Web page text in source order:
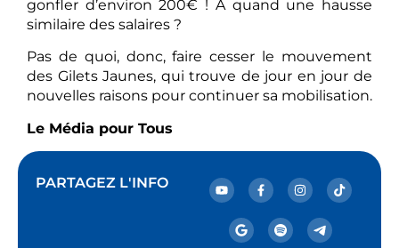
gonfler d’environ 200€ ! À quand une hausse
similaire des salaires ?
Pas de quoi, donc, faire cesser le mouvement
des Gilets Jaunes, qui trouve de jour en jour de
nouvelles raisons pour continuer sa mobilisation.
Le Média pour Tous
PARTAGEZ L'INFO